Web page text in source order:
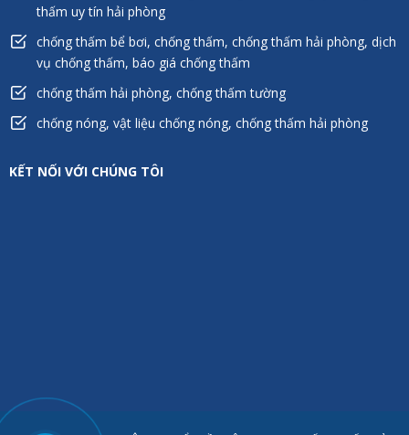
thấm uy tín hải phòng
chống thấm bể bơi, chống thấm, chống thấm hải phòng, dịch
vụ chống thấm, báo giá chống thấm
chống thấm hải phòng, chống thấm tường
chống nóng, vật liệu chống nóng, chống thấm hải phòng
KẾT NỐI VỚI CHÚNG TÔI